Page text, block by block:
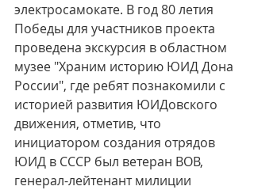
электросамокате. В год 80 летия
Победы для участников проекта
проведена экскурсия в областном
музее "Храним историю ЮИД Дона
России", где ребят познакомили с
историей развития ЮИДовского
движения, отметив, что
инициатором создания отрядов
ЮИД в СССР был ветеран ВОВ,
генерал-лейтенант милиции